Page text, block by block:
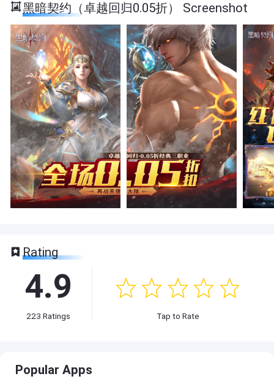
黑暗契约（卓越回归0.05折） Screenshot
Rating
4.9
223 Ratings Tap to Rate
Popular Apps